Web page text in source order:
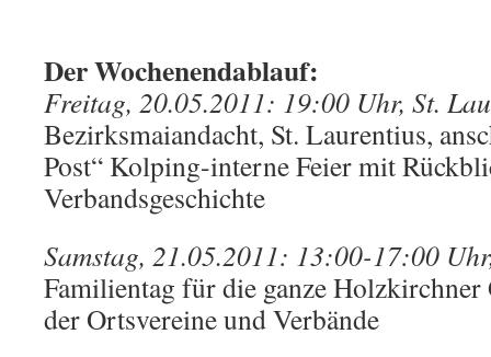
Der Wochenendablauf:
Freitag, 20.05.2011: 19:00 Uhr, St.
Bezirksmaiandacht, St. Laurentius,
Post“ Kolping-interne Feier mit
Verbandsgeschichte
Samstag, 21.05.2011: 13:00-17:00
Familientag für die ganze
der Ortsvereine und Verbände